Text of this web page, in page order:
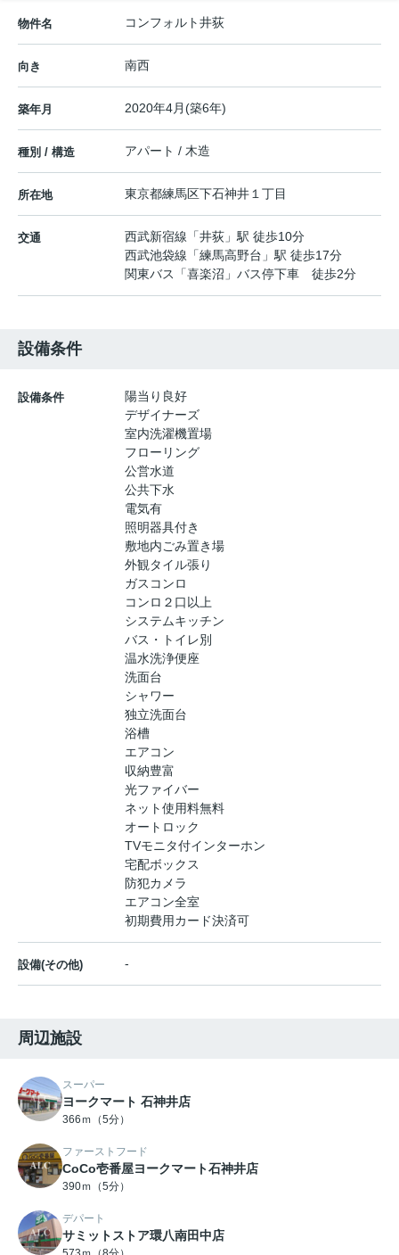
物件名 コンフォルト井荻
向き 南西
築年月 2020年4月(築6年)
種別 / 構造 アパート / 木造
所在地 東京都練馬区下石神井 １丁目
交通 西武新宿線 「井荻 」駅 徒歩10分
西武池袋線 「練馬高野台 」駅 徒歩17分
関東バス「喜楽沼」バス停下車 徒歩2分
設備条件
設備条件
陽当り良好
デザイナーズ
室内洗濯機置場
フローリング
公営水道
公共下水
電気有
照明器具付き
敷地内ごみ置き場
外観タイル張り
ガスコンロ
コンロ２口以上
システムキッチン
バス・トイレ別
温水洗浄便座
洗面台
シャワー
独立洗面台
浴槽
エアコン
収納豊富
光ファイバー
ネット使用料無料
オートロック
TVモニタ付インターホン
宅配ボックス
防犯カメラ
エアコン全室
初期費用カード決済可
設備(その他) -
周辺施設
スーパー
ヨークマート 石神井店
366ｍ（5分）
ファーストフード
CoCo壱番屋ヨークマート石神井店
390ｍ（5分）
デパート
サミットストア環八南田中店